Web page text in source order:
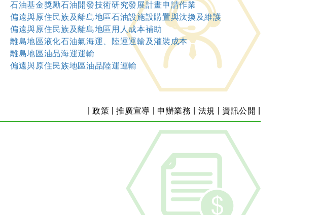
石油基金獎勵石油開發技術研究發展計畫申請作業
偏遠與原住民族及離島地區石油設施設購置與汰換及維護
偏遠與原住民族及離島地區用人成本補助
離島地區液化石油氣海運、陸運運輸及灌裝成本
離島地區油品海運運輸
偏遠與原住民族地區油品陸運運輸
政策 |推廣宣導 申辦業務 法規 資訊公開